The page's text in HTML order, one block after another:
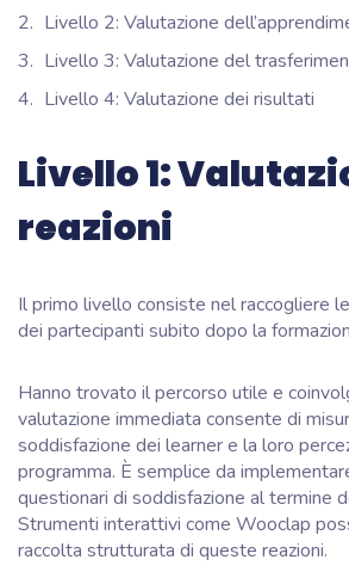
Livello 2: Valutazione
Livello 3: Valutazione del
Livello 4: Valutazione dei risultati
Livello 1:
reazioni
Il primo livello consiste nel raccogliere
dei partecipanti subito dopo la
Hanno trovato il percorso utile e
valutazione immediata consente di
soddisfazione dei learner e la loro
programma. È semplice da
questionari di soddisfazione al termine
Strumenti interattivi come Wooclap
raccolta strutturata di queste reazioni.